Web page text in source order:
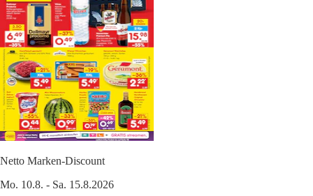
Netto Marken-Discount
Mo. 10.8. - Sa. 15.8.2026